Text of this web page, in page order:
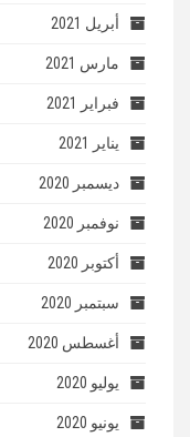
أبريل 2021
مارس 2021
فبراير 2021
يناير 2021
ديسمبر 2020
نوفمبر 2020
أكتوبر 2020
سبتمبر 2020
أغسطس 2020
يوليو 2020
يونيو 2020